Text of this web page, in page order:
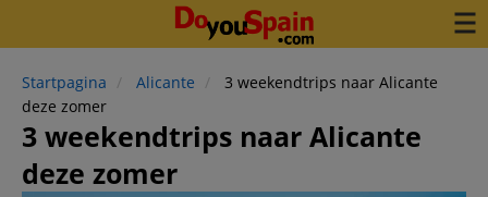
Startpagina Alicante
3 weekendtrips naar Alicante
deze zomer
3 weekendtrips naar Alicante
deze zomer